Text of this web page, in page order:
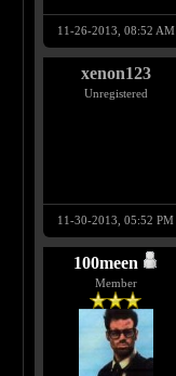
11-26-2013, 08:52 AM
xenon123
Unregistered
11-30-2013, 05:52 PM
100meen
Member